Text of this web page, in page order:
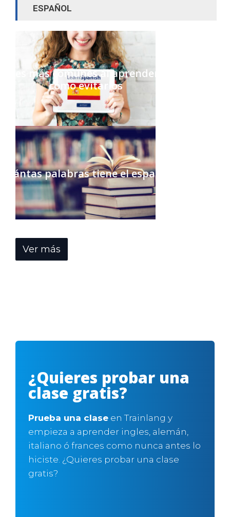
Ago 8, 2026
Ago 8, 2026
Ago 8, 2026
Ago 8, 2026
Ago 8, 2026
ESPAÑOL
más comunes al aprender español y
cómo evitarlos
Cuántas palabras tiene el español
Ver más
¿Quieres probar una
clase gratis?
Prueba una clase en Trainlang y
empieza a aprender ingles, alemán,
italiano ó frances como nunca antes lo
hiciste. ¿Quieres probar una clase
gratis?